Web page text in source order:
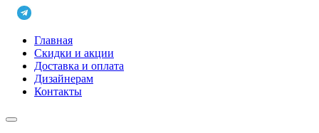
Главная
Скидки и акции
Доставка и оплата
Дизайнерам
Контакты